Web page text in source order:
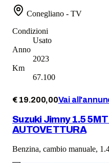
Conegliano - TV
Condizioni
Usato
Anno
2023
Km
67.100
€ 19.200,00Vai
Suzuki Jimny 1.5 5MT
AUTOVETTURA
Benzina, cambio manuale,